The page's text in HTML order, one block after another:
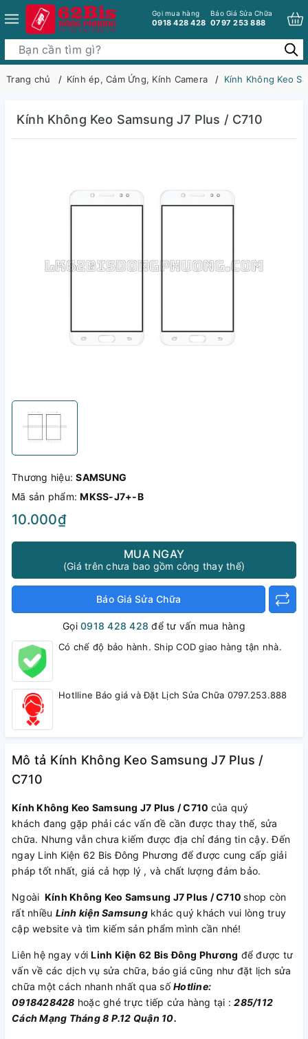
Gọi mua hàng
0918 428 428
Báo Giá Sửa Chữa
0797 253 888
Trang chủ Kính ép, Cảm Ứng, Kính Camera Kính Không Keo
Kính Không Keo Samsung J7 Plus / C710
Thương hiệu:SAMSUNG
Mã sản phẩm:MKSS-J7+-B
10.000₫
MUA NGAY
(Giá trên chưa bao gồm công thay thế)
Báo Giá Sửa Chữa
Gọi0918 428 428 để tư vấn mua hàng
Có chế độ bảo hành. Ship COD giao hàng tận nhà.
Hotlline Báo giá và Đặt Lịch Sửa Chữa 0797.253.888
Mô tả Kính Không Keo Samsung J7 Plus /
C710
Kính Không Keo Samsung J7 Plus / C710 của quý
khách đang gặp phải các vấn đề cần được thay thế, sửa
chữa. Nhưng vẫn chưa kiếm được địa chỉ đáng tin cậy. Đến
ngay Linh Kiện 62 Bis Đông Phương để được cung cấp giải
pháp tốt nhất, giá cả hợp lý , và chất lượng đảm bảo.
Ngoài Kính Không Keo Samsung J7 Plus / C710 shop còn
rất nhiều Linh kiện Samsungkhác quý khách vui lòng truy
cập website và tìm kiếm sản phẩm mình cần nhé!
Liên hệ ngay vớiLinh Kiện 62 Bis Đông Phương để được tư
vấn về các dịch vụ sửa chữa, báo giá cũng như đặt lịch sửa
chữa một cách nhanh nhất qua sốHotline:
0918428428 hoặc ghé trực tiếp cửa hàng tại :285/112
Cách Mạng Tháng 8 P.12 Quận 10.